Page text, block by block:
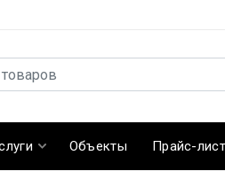
Объекты Прайс-